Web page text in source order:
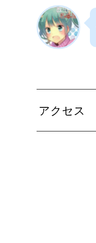
アクセス